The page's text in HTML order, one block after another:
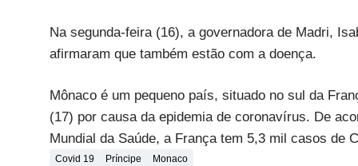
Na segunda-feira (16), a governadora de Madri,
afirmaram que também estão com a doença.
Mônaco é um pequeno país, situado no sul da
(17) por causa da epidemia de coronavírus. De
Mundial da Saúde, a França tem 5,3 mil casos de
Covid 19 Príncipe Monaco